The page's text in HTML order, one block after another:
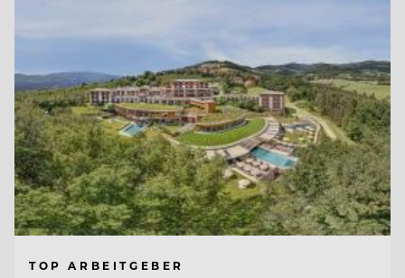
TOP ARBEITGEBER